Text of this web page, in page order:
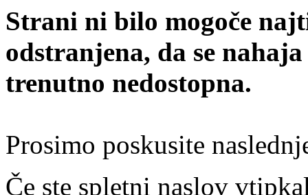
Strani ni bilo mogoče
odstranjena, da se
trenutno nedostopna.
Prosimo poskusite
Če ste spletni naslov